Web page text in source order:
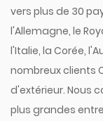
vers plus de 30
l'Allemagne, le
l'Italie, la Corée,
nombreux clients
d'extérieur. Nous
plus grandes